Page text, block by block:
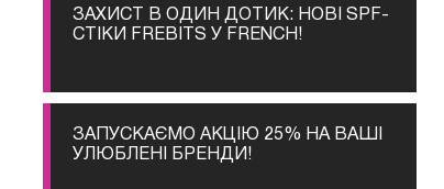
ЗАХИСТ В ОДИН ДОТИК: НОВІ SPF-
СТІКИ FREBITS У FRENCH!
ЗАПУСКАЄМО АКЦІЮ 25% НА ВАШІ
УЛЮБЛЕНІ БРЕНДИ!